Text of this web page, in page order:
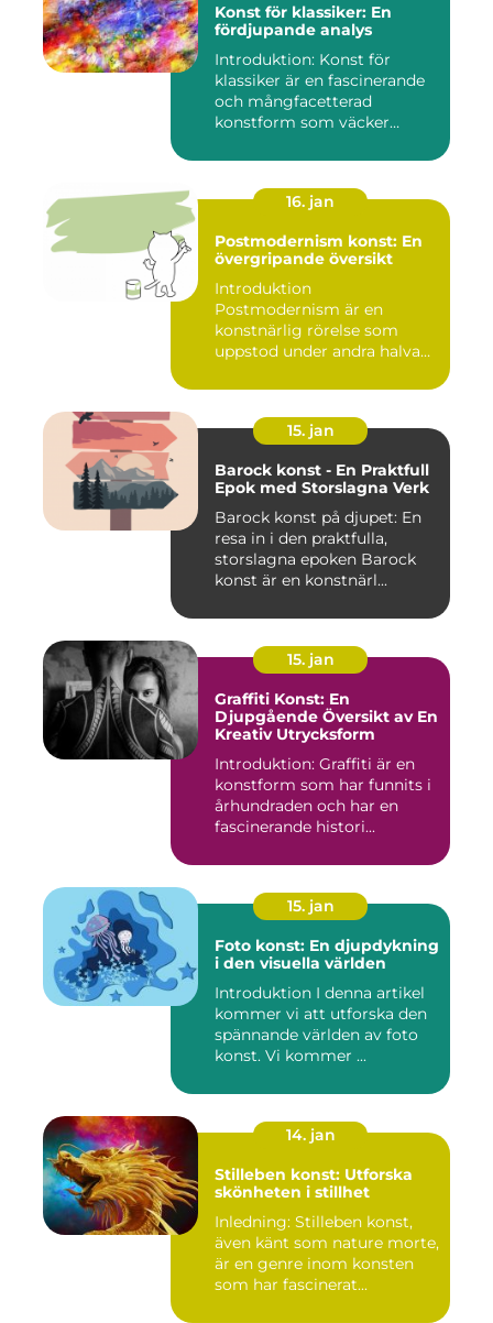
Konst för klassiker: En
fördjupande analys
Introduktion: Konst för
klassiker är en fascinerande
och mångfacetterad
konstform som väcker
16. jan
Postmodernism konst: En
övergripande översikt
Introduktion
Postmodernism är en
konstnärlig rörelse som
uppstod under andra halvan
15. jan
Barock konst - En Praktfull
Epok med Storslagna Verk
Barock konst på djupet: En
resa in i den praktfulla,
storslagna epoken Barock
konst är en konstnärl...
15. jan
Graffiti Konst: En
Djupgående Översikt av En
Kreativ Utrycksform
Introduktion: Graffiti är en
konstform som har funnits i
århundraden och har en
fascinerande histori...
15. jan
Foto konst: En djupdykning
i den visuella världen
Introduktion I denna artikel
kommer vi att utforska den
spännande världen av foto
konst. Vi kommer ...
14. jan
Stilleben konst: Utforska
skönheten i stillhet
Inledning: Stilleben konst,
även känt som nature morte,
är en genre inom konsten
som har fascinerat...